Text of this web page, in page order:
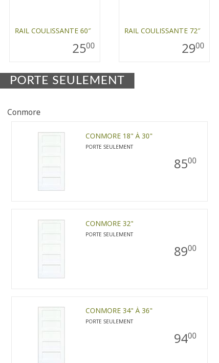
RAIL COULISSANTE 60″
2500
RAIL COULISSANTE 72″
2900
PORTE SEULEMENT
Conmore
CONMORE 18" À 30"
PORTE SEULEMENT
8500
CONMORE 32"
PORTE SEULEMENT
8900
CONMORE 34" À 36"
PORTE SEULEMENT
9400